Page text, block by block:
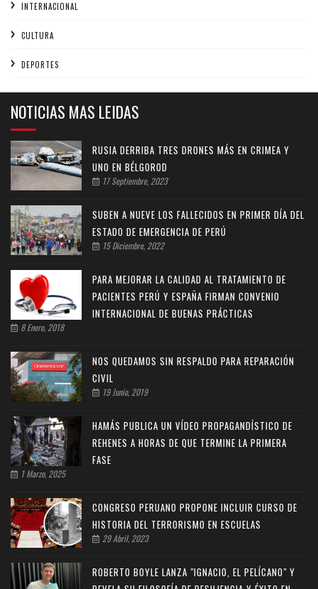
INTERNACIONAL
CULTURA
DEPORTES
NOTICIAS MAS LEIDAS
RUSIA DERRIBA TRES DRONES MÁS EN CRIMEA Y
UNO EN BÉLGOROD
17 Septiembre, 2023
SUBEN A NUEVE LOS FALLECIDOS EN PRIMER DÍA DEL
ESTADO DE EMERGENCIA DE PERÚ
15 Diciembre, 2022
PARA MEJORAR LA CALIDAD AL TRATAMIENTO DE
PACIENTES PERÚ Y ESPAÑA FIRMAN CONVENIO
INTERNACIONAL DE BUENAS PRÁCTICAS
8 Enero, 2018
NOS QUEDAMOS SIN RESPALDO PARA REPARACIÓN
CIVIL
19 Junio, 2019
HAMÁS PUBLICA UN VÍDEO PROPAGANDÍSTICO DE
REHENES A HORAS DE QUE TERMINE LA PRIMERA
FASE
1 Marzo, 2025
CONGRESO PERUANO PROPONE INCLUIR CURSO DE
HISTORIA DEL TERRORISMO EN ESCUELAS
29 Abril, 2023
ROBERTO BOYLE LANZA "IGNACIO, EL PELÍCANO" Y